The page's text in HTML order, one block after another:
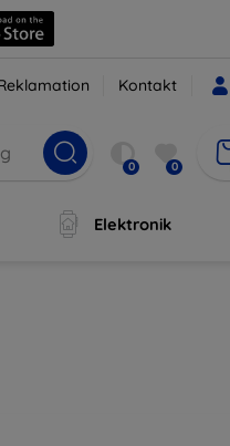
Kontakt
0 0
Elektronik